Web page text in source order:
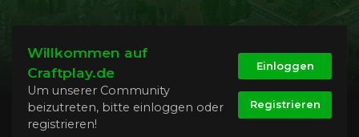
Willkommen auf
Craftplay.de
Um unserer Community
beizutreten, bitte einloggen oder
registrieren!
Einloggen
Registrieren